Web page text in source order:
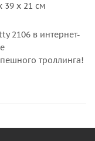
39 х 21 см
2106 в интернет-
троллинга!